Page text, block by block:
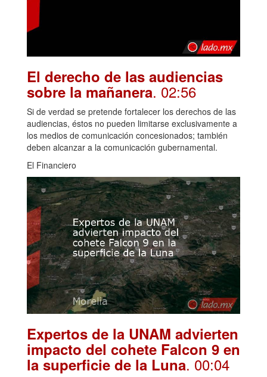
El derecho de las audiencias
sobre la mañanera. 02:56
Si de verdad se pretende fortalecer los derechos de las
audiencias, éstos no pueden limitarse exclusivamente a
los medios de comunicación concesionados; también
deben alcanzar a la comunicación gubernamental.
El Financiero
Expertos de la UNAM advierten
impacto del cohete Falcon 9 en
la superficie de la Luna. 00:04